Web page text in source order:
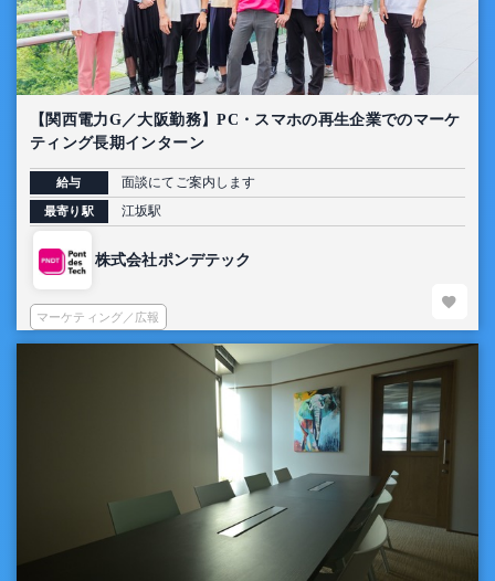
【関西電力G／大阪勤務】PC・スマホの再生企業でのマーケ
ティング長期インターン
給与 面談にてご案内します
最寄り駅 江坂駅
株式会社ポンデテック
マーケティング／広報